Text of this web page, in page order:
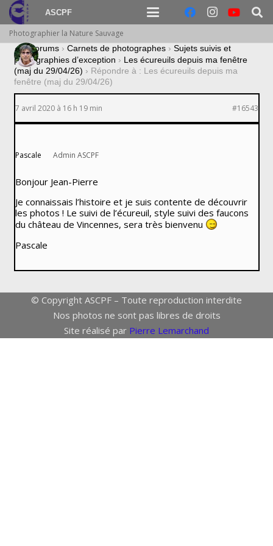
ASCPF
Photographier la Nature Sauvage
› Forums › Carnets de photographes › Sujets suivis et
photographies d’exception › Les écureuils depuis ma fenêtre
(maj du 29/04/26) › Répondre à : Les écureuils depuis ma
fenêtre (maj du 29/04/26)
7 avril 2020 à 16 h 19 min #16543
Pascale Admin ASCPF
Bonjour Jean-Pierre
Je connaissais l’histoire et je suis contente de découvrir
les photos ! Le suivi de l’écureuil, style suivi des faucons
du château de Vincennes, sera très bienvenu
Pascale
© Copyright ASCPF – Toute reproduction interdite
Nos photos ne sont pas libres de droits
Site réalisé par Pierre Lemarchand